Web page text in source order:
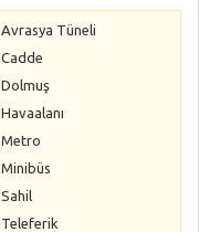
Avrasya Tüneli
Cadde
Dolmuş
Havaalanı
Metro
Minibüs
Sahil
Teleferik